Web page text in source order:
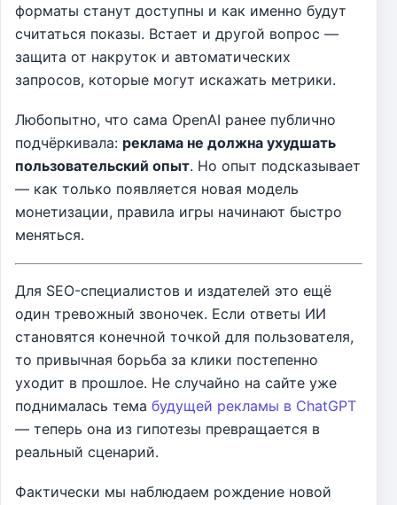
форматы станут доступны и как именно будут
считаться показы. Встает и другой вопрос —
защита от накруток и автоматических
запросов, которые могут искажать метрики.
Любопытно, что сама OpenAI ранее публично
подчёркивала: реклама не должна ухудшать
пользовательский опыт. Но опыт подсказывает
— как только появляется новая модель
монетизации, правила игры начинают быстро
меняться.
Для SEO-специалистов и издателей это ещё
один тревожный звоночек. Если ответы ИИ
становятся конечной точкой для пользователя,
то привычная борьба за клики постепенно
уходит в прошлое. Не случайно на сайте уже
поднималась тема будущей рекламы в ChatGPT
— теперь она из гипотезы превращается в
реальный сценарий.
Фактически мы наблюдаем рождение новой